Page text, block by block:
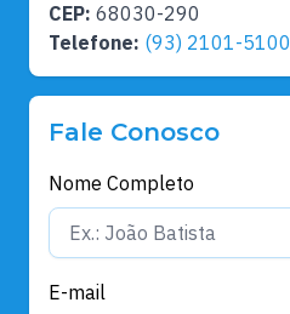
CEP: 68030-290
Telefone: (93) 2101-5100
Fale Conosco
Nome Completo
E-mail